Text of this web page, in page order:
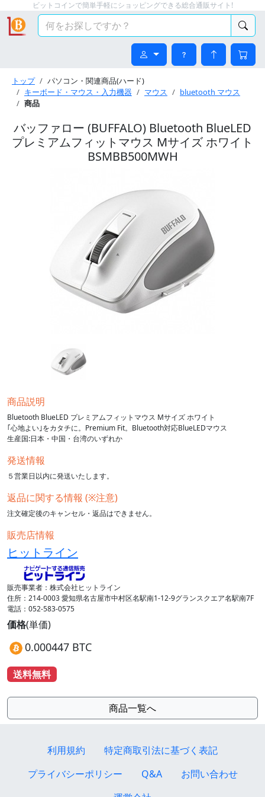
ビットコインで簡単手軽にショッピングできる総合通販サイト!
トップ
パソコン・関連商品(ハード)
キーボード・マウス・入力機器
マウス
bluetooth マウス
商品
バッファロー (BUFFALO) Bluetooth BlueLED
プレミアムフィットマウス Mサイズ ホワイト
BSMBB500MWH
商品説明
Bluetooth BlueLED プレミアムフィットマウス Mサイズ ホワイト
｢心地よい｣をカタチに。Premium Fit。Bluetooth対応BlueLEDマウス
生産国:日本・中国・台湾のいずれか
発送情報
５営業日以内に発送いたします。
返品に関する情報 (※注意)
注文確定後のキャンセル・返品はできません。
販売店情報
ヒットライン
販売事業者：株式会社ヒットライン
住所：214-0003 愛知県名古屋市中村区名駅南1-12-9グランスクエア名駅南7F
電話：052-583-0575
価格(単価)
0.000447 BTC
送料無料
商品一覧へ
利用規約
特定商取引法に基づく表記
プライバシーポリシー
Q&A
お問い合わせ